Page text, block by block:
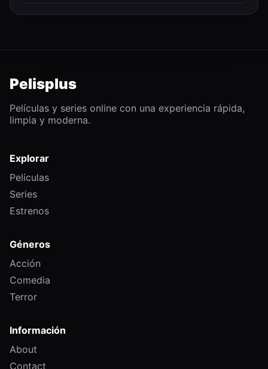
Pelisplus
Películas y series online con una experiencia rápida,
limpia y moderna.
Explorar
Películas
Series
Estrenos
Géneros
Acción
Comedia
Terror
Información
About
Contact